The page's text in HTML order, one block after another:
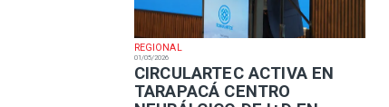
REGIONAL
01/05/2026
​CIRCULARTEC ACTIVA EN
TARAPACÁ CENTRO